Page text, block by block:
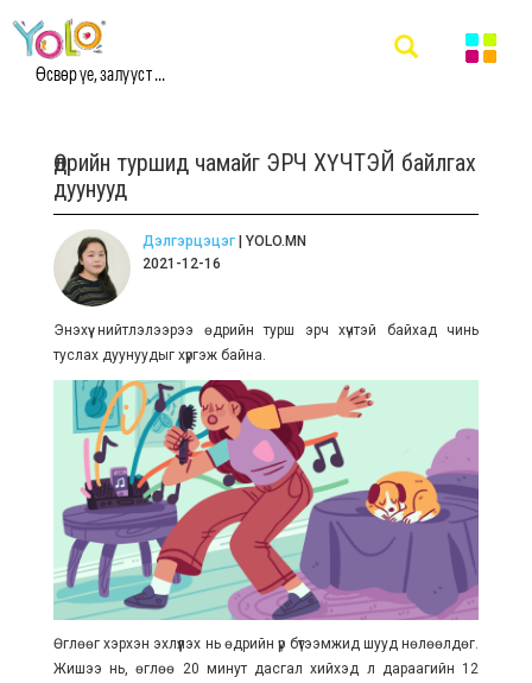
Өсвөр үе, залууст ...
Өдрийн туршид чамайг ЭРЧ ХҮЧТЭЙ байлгах
дуунууд
Дэлгэрцэцэг| YOLO.MN
2021-12-16
Энэхүү нийтлэлээрээ өдрийн турш эрч хүчтэй байхад чинь
туслах дуунуудыг хүргэж байна.
Өглөөг хэрхэн эхлүүлэх нь өдрийн үр бүтээмжид шууд нөлөөлдөг.
Жишээ нь, өглөө 20 минут дасгал хийхэд л дараагийн 12